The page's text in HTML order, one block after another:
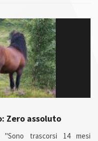
sino al 47% circa, pari al
Zero assoluto
"Sono trascorsi 14 mesi